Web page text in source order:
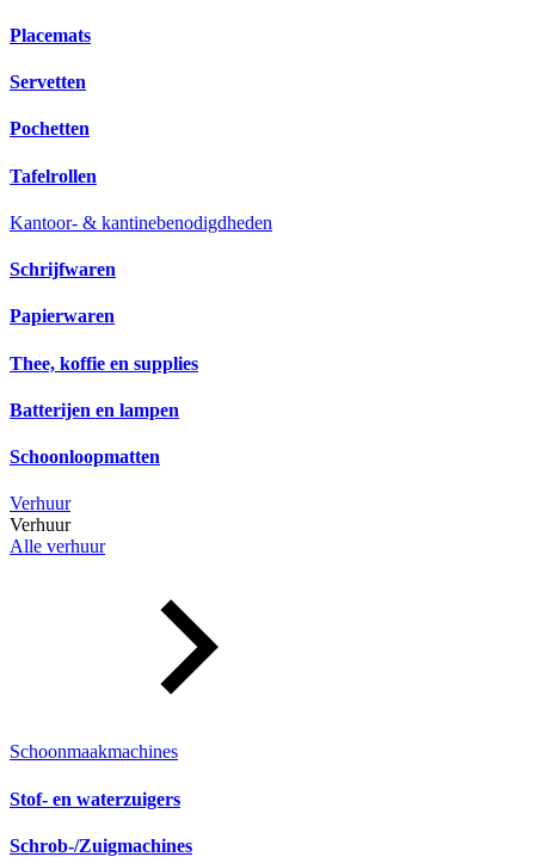
Placemats
Servetten
Pochetten
Tafelrollen
Kantoor- & kantinebenodigdheden
Schrijfwaren
Papierwaren
Thee, koffie en supplies
Batterijen en lampen
Schoonloopmatten
Verhuur
Verhuur
Alle verhuur
Schoonmaakmachines
Stof- en waterzuigers
Schrob-/Zuigmachines